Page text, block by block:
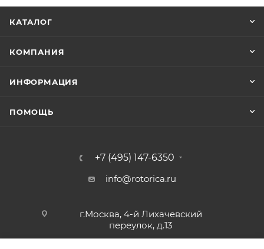
КАТАЛОГ
КОМПАНИЯ
ИНФОРМАЦИЯ
ПОМОЩЬ
+7 (495) 147-6350
info@rotorica.ru
г.Москва, 4-й Лихачевский
переулок, д.13